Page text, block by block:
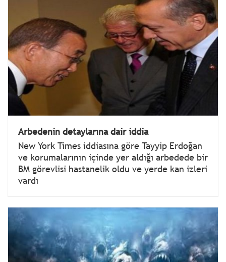
Arbedenin detaylarına dair iddia
New York Times iddiasına göre Tayyip Erdoğan
ve korumalarının içinde yer aldığı arbedede bir
BM görevlisi hastanelik oldu ve yerde kan izleri
vardı